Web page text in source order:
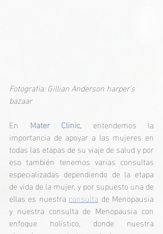
Fotografia: Gillian Anderson harper's
bazaar
En Mater Clinic, entendemos la
importancia de apoyar a las mujeres en
todas las etapas de su viaje de salud y por
eso también tenemos varias consultas
especializadas dependiendo de la etapa
de vida de la mujer, y por supuesto una de
ellas es nuestra consulta de Menopausia
y nuestra consulta de Menopausia con
enfoque holístico, donde nuestra